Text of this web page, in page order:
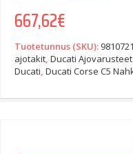
667,62€
Tuotetunnus (SKU):
ajotakit, Ducati Ajovarusteet
Ducati, Ducati Corse C5